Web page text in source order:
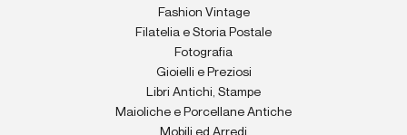
Fashion Vintage
Filatelia e Storia Postale
Fotografia
Gioielli e Preziosi
Libri Antichi, Stampe
Maioliche e Porcellane Antiche
Mobili ed Arredi